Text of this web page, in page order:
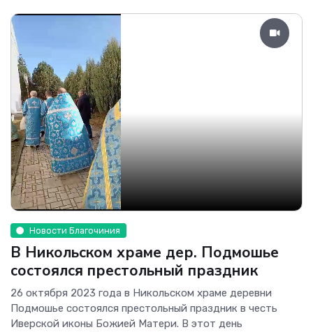
Новости Благочиния
В Никольском храме дер. Подмошье
состоялся престольный праздник
26 октября 2023 года в Никольском храме деревни
Подмошье состоялся престольный праздник в честь
Иверской иконы Божией Матери. В этот день